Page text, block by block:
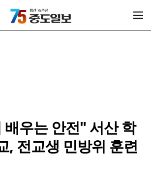
우는 안전" 서산 학
, 전교생 민방위 훈련